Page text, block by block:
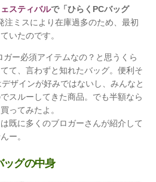
スティバルで「ひらくPCバッグ
注ミスにより在庫過多のため、最初
いたのです。
ガー必須アイテムなの？と思うくら
て、言わずと知れたバッグ。便利そ
ザインが好みではないし、みんなと
スルーしてきた商品。でも半額なら
ってみたよ。
既に多くのブロガーさんが紹介して
ー。
グの中身